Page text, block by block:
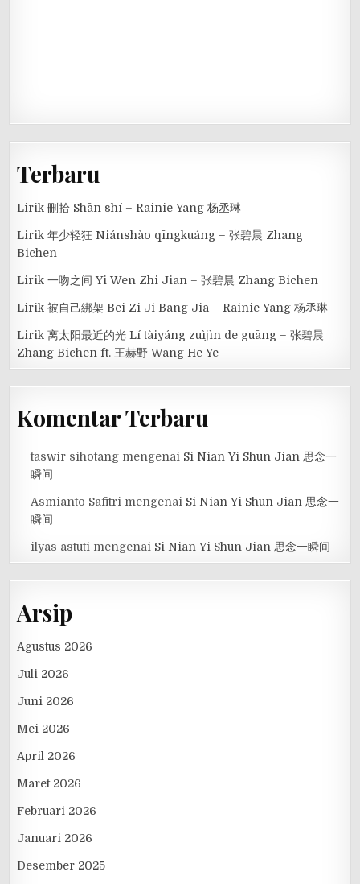
Terbaru
Lirik 刪拾 Shān shí – Rainie Yang 杨丞琳
Lirik 年少轻狂 Niánshào qīngkuáng – 张碧晨 Zhang
Bichen
Lirik 一吻之间 Yi Wen Zhi Jian – 张碧晨 Zhang Bichen
Lirik 被自己綁架 Bei Zi Ji Bang Jia – Rainie Yang 杨丞琳
Lirik 离太阳最近的光 Lí tàiyáng zuìjìn de guāng – 张碧晨
Zhang Bichen ft. 王赫野 Wang He Ye
Komentar Terbaru
taswir sihotang mengenai Si Nian Yi Shun Jian 思念一
瞬间
Asmianto Safitri mengenai Si Nian Yi Shun Jian 思念一
瞬间
ilyas astuti mengenai Si Nian Yi Shun Jian 思念一瞬间
Arsip
Agustus 2026
Juli 2026
Juni 2026
Mei 2026
April 2026
Maret 2026
Februari 2026
Januari 2026
Desember 2025